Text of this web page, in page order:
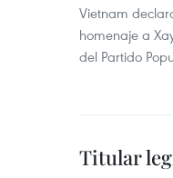
Vietnam
homenaje a
del Partido
Titular